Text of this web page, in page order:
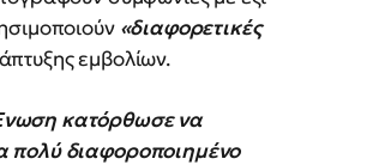
«διαφορετικές
εμβολίων.
κατόρθωσε να
πολύ διαφοροποιημένο